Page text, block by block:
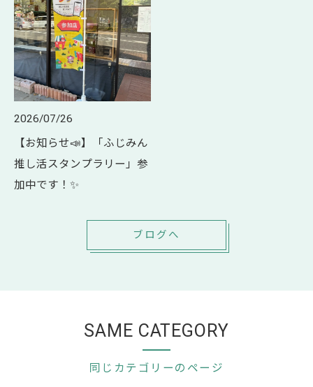
2026/07/26
【お知らせ📣】「ふじみん
推し活スタンプラリー」参
加中です！✨
ブログへ
同じカテゴリーのページ
SAME CATEGORY